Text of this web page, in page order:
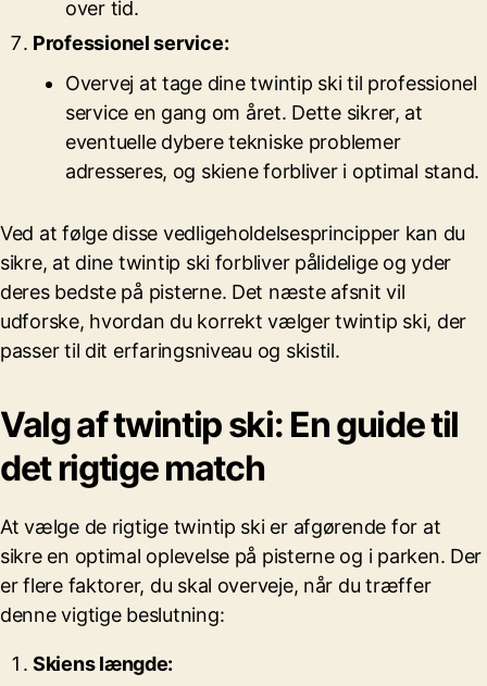
over tid.
Professionel service:
Overvej at tage dine twintip ski til professionel
service en gang om året. Dette sikrer, at
eventuelle dybere tekniske problemer
adresseres, og skiene forbliver i optimal stand.
Ved at følge disse vedligeholdelsesprincipper kan du
sikre, at dine twintip ski forbliver pålidelige og yder
deres bedste på pisterne. Det næste afsnit vil
udforske, hvordan du korrekt vælger twintip ski, der
passer til dit erfaringsniveau og skistil.
Valg af twintip ski: En guide til
det rigtige match
At vælge de rigtige twintip ski er afgørende for at
sikre en optimal oplevelse på pisterne og i parken. Der
er flere faktorer, du skal overveje, når du træffer
denne vigtige beslutning:
Skiens længde: